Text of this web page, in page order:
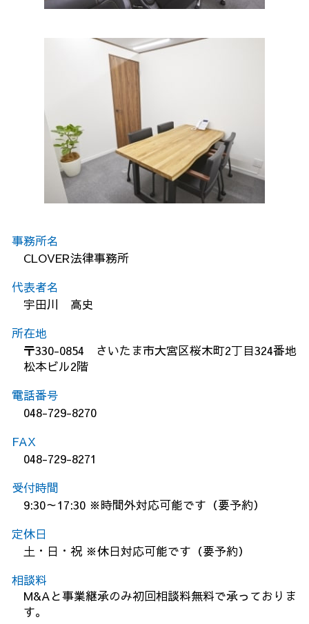
事務所名
CLOVER法律事務所
代表者名
宇田川 高史
所在地
〒330-0854 さいたま市大宮区桜木町2丁目324番地
松本ビル2階
電話番号
048-729-8270
FAX
048-729-8271
受付時間
9:30～17:30 ※時間外対応可能です（要予約）
定休日
土・日・祝 ※休日対応可能です（要予約）
相談料
M&Aと事業継承のみ初回相談料無料で承っておりま
す。